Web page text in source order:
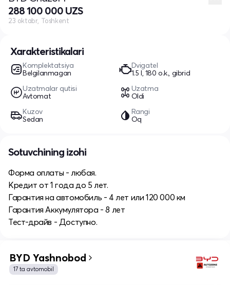
Xarakteristikalari
Komplektatsiya
Belgilanmagan
Dvigatel
1.5 l, 180 o.k., gibrid
Uzatmalar qutisi
Avtomat
Uzatma
Oldi
Kuzov
Sedan
Rangi
Oq
288 100 000 UZS
23 oktabr, Toshkent
Sotuvchining izohi
Форма оплаты - любая.
Кредит от 1 года до 5 лет.
Гарантия на автомобиль - 4 лет или 120 000 км
Гарантия Аккумулятора - 8 лет
Тест-драйв - Доступно.
BYD Yashnobod
17 ta avtomobil